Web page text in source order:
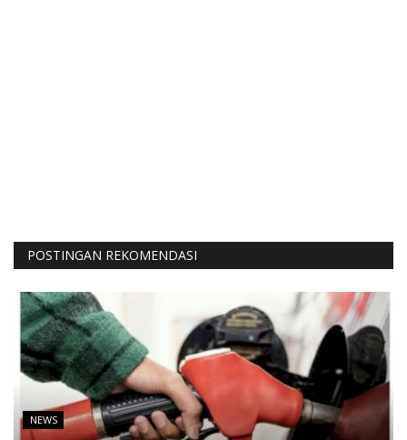
POSTINGAN REKOMENDASI
NEWS